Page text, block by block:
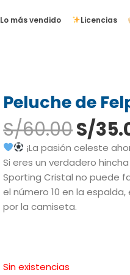
Lo más vendido Licencias
Peluche de
S/60.00El
era:
S/
S/
¡La pasión celeste
Si eres un verdadero
Sporting Cristal no puede
el número 10 en la
por la camiseta.
Sin existencias